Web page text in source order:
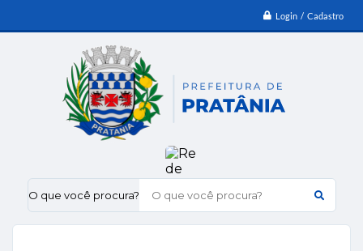
Login / Cadastro
O que você procura?